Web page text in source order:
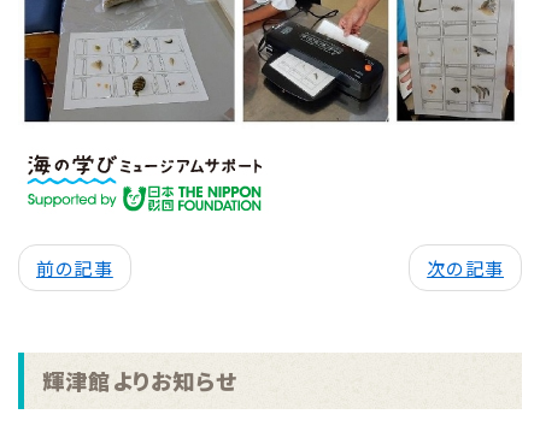
前の記事 次の記事
輝津館よりお知らせ